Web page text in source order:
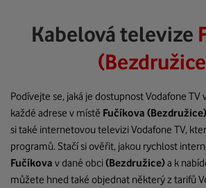
Kabelová televize
Podívejte se, jaká je dostupnost Vodafone TV
každé adrese v místě Fučíkova (Bezdružice)
si také internetovou televizi Vodafone TV,
programů. Stačí si ověřit, jakou rychlost
Fučíkova v dané obci(Bezdružice)a k
můžete hned také objednat některý z tarifů